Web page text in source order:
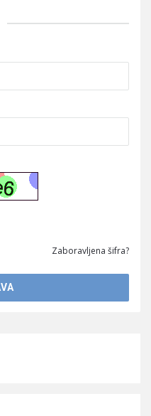
Zaboravljena šifra?